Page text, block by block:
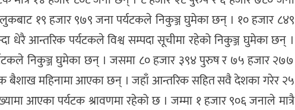
१९ हजार ९७९ जना पर्यटकले निकुञ्ज घुमेका छन् । १० हजार ८४९
धेरै आन्तरिक पर्यटकले विश्व सम्पदा सूचीमा रहेको निकुञ्ज घुमेका छन् ।
निकुञ्ज घुमेका छन् । जसमा ८० हजार ३९४ पुरुष र ७५ हजार २७७
बैशाख महिनामा आएका छन् । जहाँ आन्तरिक सहित सवै देशका गरेर २५
आएका पर्यटक श्रावणमा रहेको छ । जम्मा १ हजार ९०६ जनाले मात्रै